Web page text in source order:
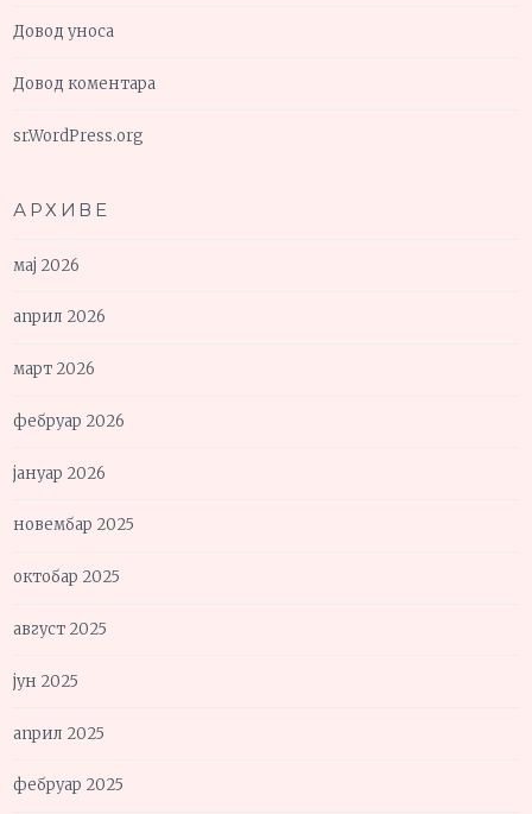
Довод уноса
Довод коментара
sr.WordPress.org
АРХИВЕ
мај 2026
април 2026
март 2026
фебруар 2026
јануар 2026
новембар 2025
октобар 2025
август 2025
јун 2025
април 2025
фебруар 2025